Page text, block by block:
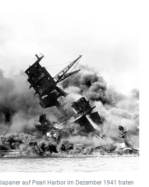
auf Pearl Harbor im Dezember 1941 traten